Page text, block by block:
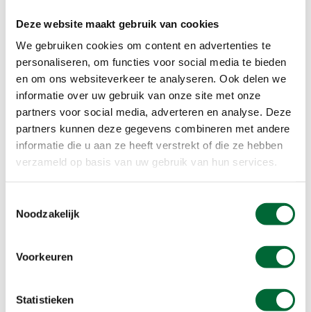
Deze website maakt gebruik van cookies
We gebruiken cookies om content en advertenties te
personaliseren, om functies voor social media te bieden
en om ons websiteverkeer te analyseren. Ook delen we
informatie over uw gebruik van onze site met onze
partners voor social media, adverteren en analyse. Deze
partners kunnen deze gegevens combineren met andere
informatie die u aan ze heeft verstrekt of die ze hebben
verzameld op basis van uw gebruik van hun services.
Noodzakelijk
Voorkeuren
Statistieken
zonnige dag, tussen tien uur in de ochtend en vijf
uur in de namiddag.
Tip 5: Beweeg langzaam…
Wil je vlinders van dichtbij bekijken, benader hen
dan langzaam, want bij bewegingen fladderen ze
er vaak snel vandoor. Het kan handig zijn om een
camera met macro-lens of een verrekijker mee te
nemen, zodat je ze van dichterbij kunt bekijken.